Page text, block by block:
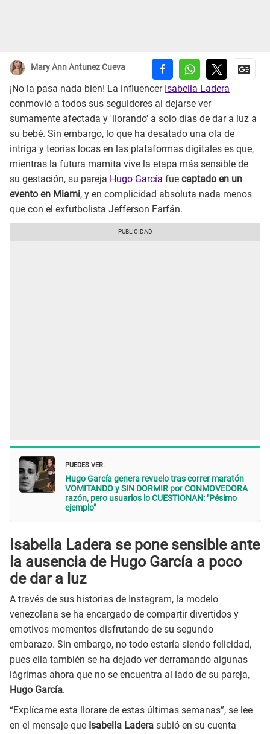
Mary Ann Antunez Cueva
¡No la pasa nada bien! La influencer Isabella Ladera
conmovió a todos sus seguidores al dejarse ver
sumamente afectada y 'llorando' a solo días de dar a luz a
su bebé. Sin embargo, lo que ha desatado una ola de
intriga y teorías locas en las plataformas digitales es que,
mientras la futura mamita vive la etapa más sensible de
su gestación, su pareja Hugo García fue captado en un
evento en Miami, y en complicidad absoluta nada menos
que con el exfutbolista Jefferson Farfán.
PUEDES VER:
Hugo García genera revuelo tras correr maratón
VOMITANDO y SIN DORMIR por CONMOVEDORA
razón, pero usuarios lo CUESTIONAN: "Pésimo
ejemplo"
Isabella Ladera se pone sensible ante
la ausencia de Hugo García a poco
de dar a luz
A través de sus historias de Instagram, la modelo
venezolana se ha encargado de compartir divertidos y
emotivos momentos disfrutando de su segundo
embarazo. Sin embargo, no todo estaría siendo felicidad,
pues ella también se ha dejado ver derramando algunas
lágrimas ahora que no se encuentra al lado de su pareja,
Hugo García.
“Explícame esta llorare de estas últimas semanas”, se lee
en el mensaje que Isabella Ladera subió en su cuenta